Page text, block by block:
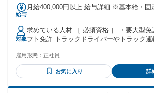
給与
月給400,000円以上 給与詳細 ※基本給・固
月あたり8万5000円（固定残業時間：1ヶ月
定残業時間を超えた勤務時間については別
る 【一律手当】 全員に一律で支払われる通勤・皆勤・家族手
当金額：なし 全員に一律で支払われるその
給・評価給手当12万9000円含) 【昇給】あり 【賞与】年2回
・残業手当 ・交通費規定支給 ・各種手当
対象
求めている人材 ［ 必須資格 ］ ・要大型免
フト免許 トラックドライバーやトラック運転手の 経験が浅い
も大丈夫。 ご入社後は仕事の流れやポイントなど 丁寧にお教
えしますのでご安心下さい！ ★学歴不問 ★第二新卒歓迎
★UIターン歓迎 ★ハローワークでお仕事探し
雇用形態： 正社員
お気に入り 詳